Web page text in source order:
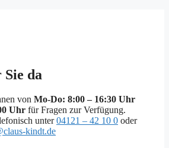
da
von Mo-Do: 8:00 – 16:30 Uhr
Uhr für Fragen zur Verfügung.
unter04121 – 42 10 0 oder
kindt.de